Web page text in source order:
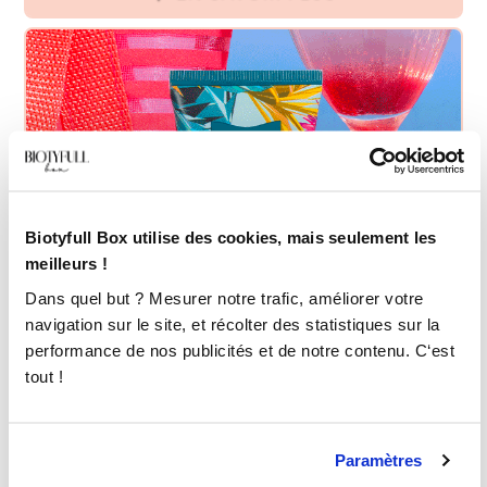
Biotyfull Box utilise des cookies, mais seulement les
meilleurs !
Dans quel but ? Mesurer notre trafic, améliorer votre
navigation sur le site, et récolter des statistiques sur la
performance de nos publicités et de notre contenu. C‘est
tout !
Paramètres